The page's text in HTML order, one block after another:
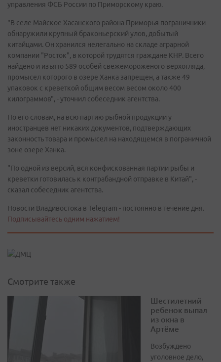
управления ФСБ России по Приморскому краю.
"В селе Майское Хасанского района Приморья пограничники
обнаружили крупный браконьерский улов, добытый
китайцами. Он хранился нелегально на складе аграрной
компании "Росток", в которой трудятся граждане КНР. Всего
найдено и изъято 589 особей свежемороженого верхогляда,
промысел которого в озере Ханка запрещен, а также 49
упаковок с креветкой общим весом весом около 400
килограммов", - уточнил собеседник агентства.
По его словам, на всю партию рыбной продукции у
иностранцев нет никаких документов, подтверждающих
законность товара и промысел на находящемся в пограничной
зоне озере Ханка.
"По одной из версий, вся конфискованная партии рыбы и
креветки готовилась к контрабандной отправке в Китай", -
сказал собеседник агентства.
Новости Владивостока в Telegram - постоянно в течение дня.
Подписывайтесь одним нажатием!
Смотрите также
Шестилетний
ребенок выпал
из окна в
Артёме
Возбуждено
уголовное дело,